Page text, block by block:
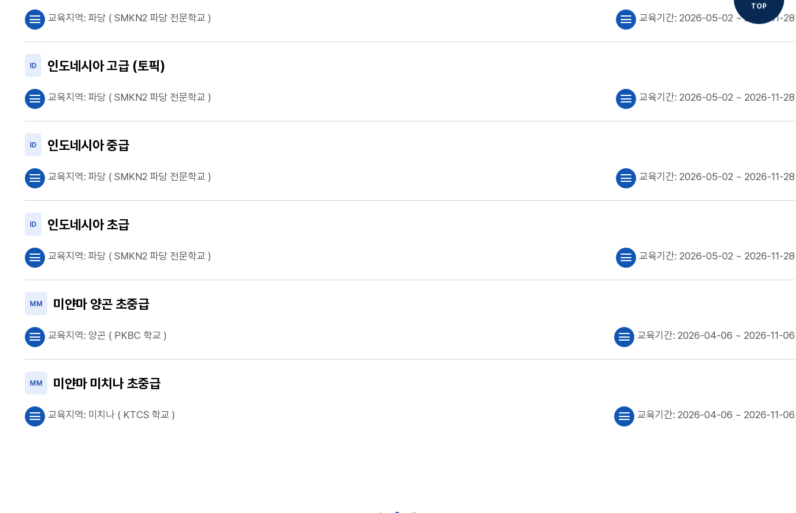
menu 교육지역: 파당 ( SMKN2 파당 전문학교 ) menu 교육기간: 2026-05-02 ~ 2026-11-28
ID 인도네시아 고급 (토픽)
menu 교육지역: 파당 ( SMKN2 파당 전문학교 ) menu 교육기간: 2026-05-02 ~ 2026-11-28
ID 인도네시아 중급
menu 교육지역: 파당 ( SMKN2 파당 전문학교 ) menu 교육기간: 2026-05-02 ~ 2026-11-28
ID 인도네시아 초급
menu 교육지역: 파당 ( SMKN2 파당 전문학교 ) menu 교육기간: 2026-05-02 ~ 2026-11-28
MM 미얀마 양곤 초중급
menu 교육지역: 양곤 ( PKBC 학교 ) menu 교육기간: 2026-04-06 ~ 2026-11-06
MM 미얀마 미치나 초중급
menu 교육지역: 미치나 ( KTCS 학교 ) menu 교육기간: 2026-04-06 ~ 2026-11-06
TOP